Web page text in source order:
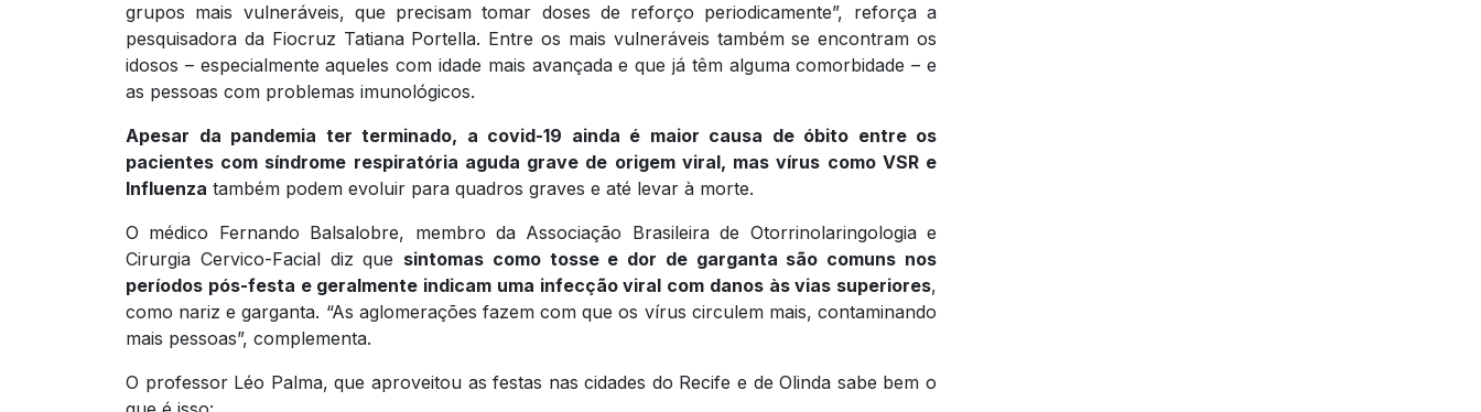
grupos mais vulneráveis, que precisam tomar doses de reforço periodicamente”, reforça a
pesquisadora da Fiocruz Tatiana Portella. Entre os mais vulneráveis também se encontram os
idosos – especialmente aqueles com idade mais avançada e que já têm alguma comorbidade – e
as pessoas com problemas imunológicos.
Apesar da pandemia ter terminado, a covid-19 ainda é maior causa de óbito entre os
pacientes com síndrome respiratória aguda grave de origem viral, mas vírus como VSR e
Influenza também podem evoluir para quadros graves e até levar à morte.
O médico Fernando Balsalobre, membro da Associação Brasileira de Otorrinolaringologia e
Cirurgia Cervico-Facial diz que sintomas como tosse e dor de garganta são comuns nos
períodos pós-festa e geralmente indicam uma infecção viral com danos às vias superiores,
como nariz e garganta. “As aglomerações fazem com que os vírus circulem mais, contaminando
mais pessoas”, complementa.
O professor Léo Palma, que aproveitou as festas nas cidades do Recife e de Olinda sabe bem o